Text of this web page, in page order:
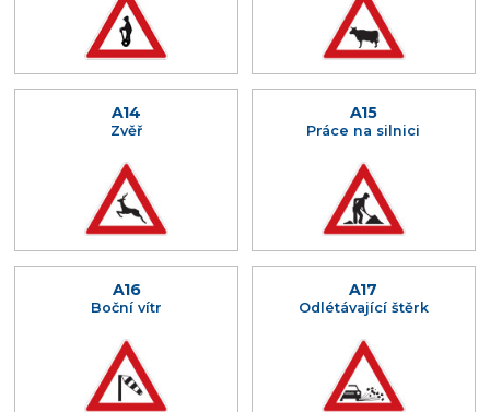
A14
Zvěř
A15
Práce na silnici
A16
Boční vítr
A17
Odlétávající štěrk